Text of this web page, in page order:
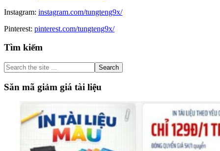
Instagram: instagram.com/tungteng9x/
Pinterest: pinterest.com/tungteng9x/
Primary
Sidebar
Tìm kiếm
Search
the
site
...
Săn mã giảm giá tài liệu